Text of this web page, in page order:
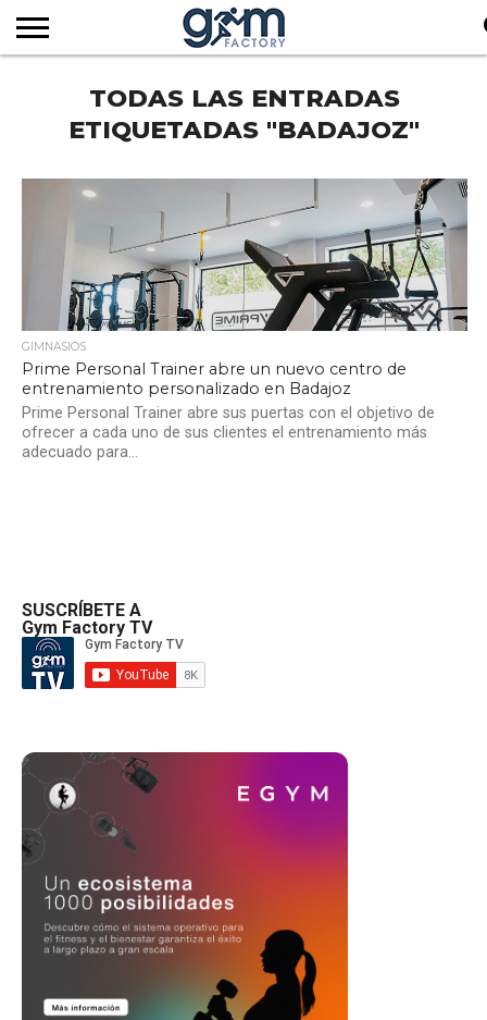
REVISTA
FACTORY
SOCIOS
EMPRESAS
SECTOR
SERVICIOS
AUDIOVISUALES
NOTICIAS
SUSCRIPCIÓN
TODAS LAS ENTRADAS
ETIQUETADAS "BADAJOZ"
GIMNASIOS
Prime Personal Trainer abre un nuevo centro de
entrenamiento personalizado en Badajoz
Prime Personal Trainer abre sus puertas con el objetivo de
ofrecer a cada uno de sus clientes el entrenamiento más
adecuado para...
SUSCRÍBETE A
Gym Factory TV